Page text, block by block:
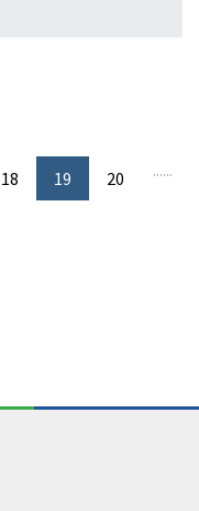
...
18 19
20
...